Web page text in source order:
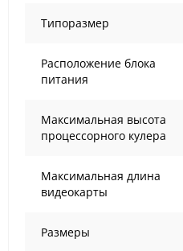
Типоразмер
Расположение блока
питания
Максимальная высота
процессорного кулера
Максимальная длина
видеокарты
Размеры